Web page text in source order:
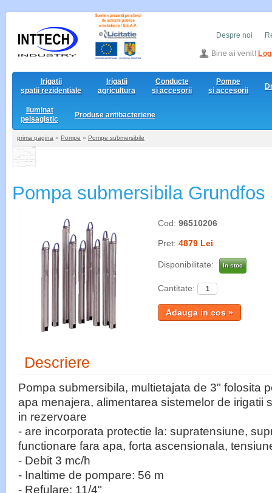
Despre noi
Bine ai venit!
Irigatii
spatii rezidentiale
Irigatii
agricultura
Conducte
si accesorii
Pompe
si accesorii
Iluminat
peisagistic
Produse antibacteriene
prima pagina » Pompe » Pompe submersibile
Pompa submersibila Grundfos
Cod: 96510206
Pret: 4879 Lei
Disponibilitate: In stoc
Cantitate:
Descriere
Pompa submersibila, multietajata de 3" folosita
apa menajera, alimentarea sistemelor de irigatii
in rezervoare
- are incorporata protectie la: supratensiune,
functionare fara apa, forta ascensionala,
- Debit 3 mc/h
- Inaltime de pompare: 56 m
- Refulare: 11/4"